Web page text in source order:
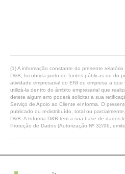
(1) A informação constante do presente
D&B, foi obtida junto de fontes públicas ou do
atividade empresarial do ENI ou empresa a
utilizá-la dentro do âmbito empresarial que
detete algum erro poderá solicitar a sua
Serviço de Apoio ao Cliente eInforma. O
publicado ou redistribuído, total ou
D&B. A Informa D&B tem a sua base de dados
Proteção de Dados (Autorização Nº 32/96,